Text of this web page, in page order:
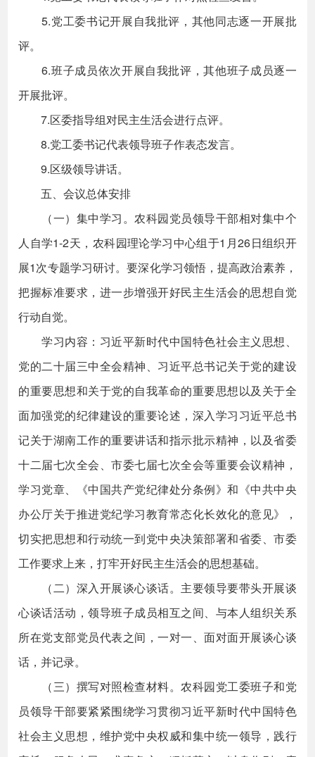
5.党工委书记开展自我批评，其他同志逐一开展批
评。
6.班子成员依次开展自我批评，其他班子成员逐一
开展批评。
7.区委指导组对民主生活会进行点评。
8.党工委书记代表领导班子作表态发言。
9.区级领导讲话。
五、会议总体安排
（一）集中学习。农科园党员领导干部相对集中个
人自学1-2天，农科园理论学习中心组于1月26日组织开
展1次专题学习研讨。要深化学习领悟，提高政治素养，
把握标准要求，进一步增强开好民主生活会的思想自觉
行动自觉。
学习内容：习近平新时代中国特色社会主义思想、
党的二十届三中全会精神、习近平总书记关于党的建设
的重要思想和关于党的自我革命的重要思想以及关于全
面加强党的纪律建设的重要论述，深入学习习近平总书
记关于湖南工作的重要讲话和指示批示精神，以及省委
十二届七次全会、市委七届七次全会等重要会议精神，
学习党章、《中国共产党纪律处分条例》和《中共中央
办公厅关于推进党纪学习教育常态化长效化的意见》，
切实把思想和行动统一到党中央决策部署和省委、市委
工作要求上来，打牢开好民主生活会的思想基础。
（二）深入开展谈心谈话。主要领导要带头开展谈
心谈话活动，领导班子成员相互之间、与本人组织关系
所在党支部党员代表之间，一对一、面对面开展谈心谈
话，并记录。
（三）撰写对照检查材料。农科园党工委班子和党
员领导干部要紧紧围绕学习贯彻习近平新时代中国特色
社会主义思想，维护党中央权威和集中统一领导，践行